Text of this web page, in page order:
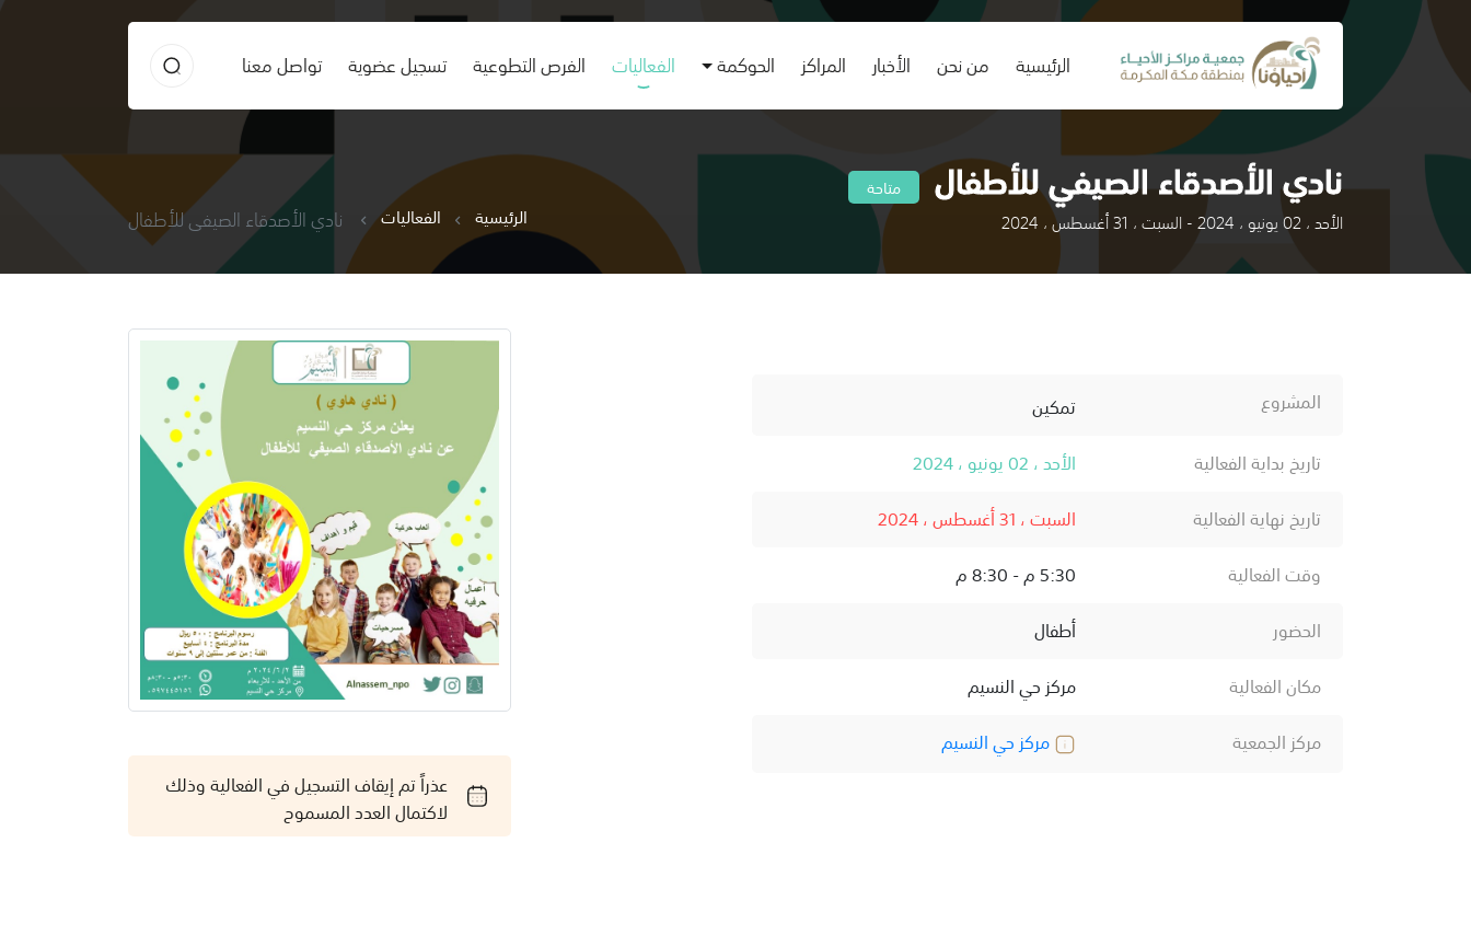
الرئيسية
(current) من نحن الأخبار المراكز الحوكمة الفعاليات الفرص التطوعية تسجيل عضوية تواصل معنا
نادي الأصدقاء الصيفي للأطفال متاحة
الأحد ، 02 يونيو ، 2024 - السبت ، 31 أغسطس ، 2024 الرئيسية الفعاليات نادي الأصدقاء الصيفي للأطفال
المشروع
تمكين
تاريخ بداية الفعالية
الأحد ، 02 يونيو ، 2024
تاريخ نهاية الفعالية
السبت ، 31 أغسطس ، 2024
وقت الفعالية
5:30 م - 8:30 م
الحضور
أطفال
مكان الفعالية
مركز حي النسيم
مركز الجمعية
مركز حي النسيم
عذراً تم إيقاف التسجيل في الفعالية وذلك
لاكتمال العدد المسموح